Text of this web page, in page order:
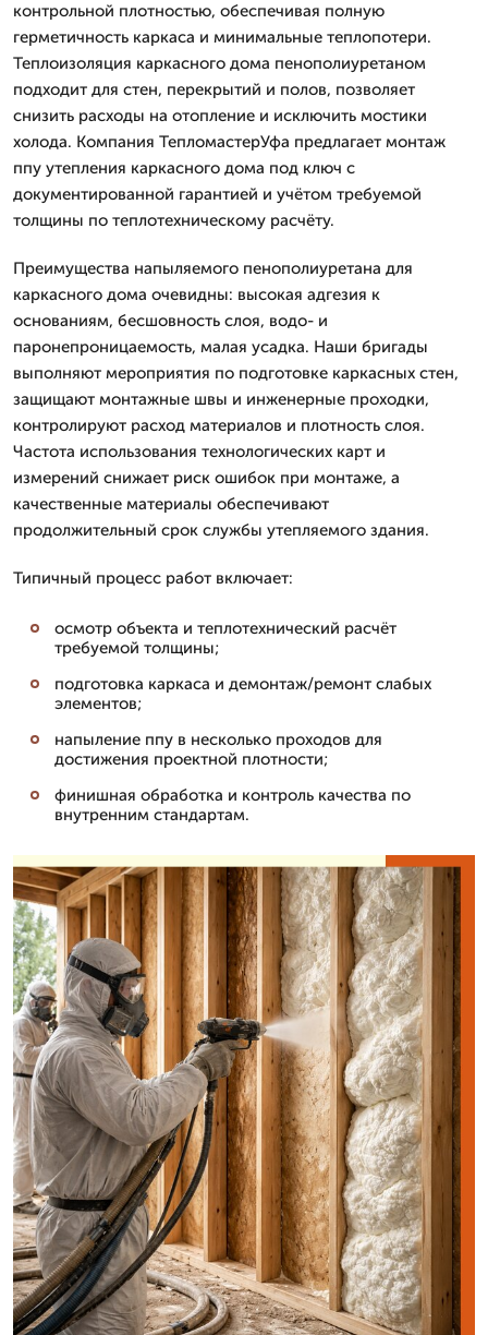
контрольной плотностью, обеспечивая полную
герметичность каркаса и минимальные теплопотери.
Теплоизоляция каркасного дома пенополиуретаном
подходит для стен, перекрытий и полов, позволяет
снизить расходы на отопление и исключить мостики
холода. Компания ТепломастерУфа предлагает монтаж
ппу утепления каркасного дома под ключ с
документированной гарантией и учётом требуемой
толщины по теплотехническому расчёту.
Преимущества напыляемого пенополиуретана для
каркасного дома очевидны: высокая адгезия к
основаниям, бесшовность слоя, водо- и
паронепроницаемость, малая усадка. Наши бригады
выполняют мероприятия по подготовке каркасных стен,
защищают монтажные швы и инженерные проходки,
контролируют расход материалов и плотность слоя.
Частота использования технологических карт и
измерений снижает риск ошибок при монтаже, а
качественные материалы обеспечивают
продолжительный срок службы утепляемого здания.
Типичный процесс работ включает:
осмотр объекта и теплотехнический расчёт
требуемой толщины;
подготовка каркаса и демонтаж/ремонт слабых
элементов;
напыление ппу в несколько проходов для
достижения проектной плотности;
финишная обработка и контроль качества по
внутренним стандартам.